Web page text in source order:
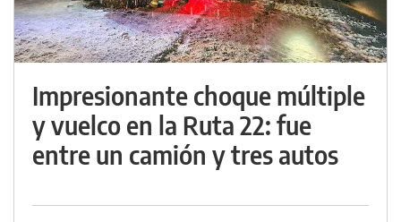
Impresionante choque múltiple
y vuelco en la Ruta 22: fue
entre un camión y tres autos